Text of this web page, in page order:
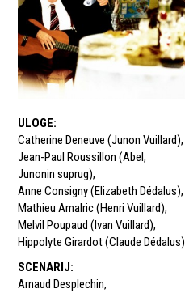
ULOGE:
Catherine Deneuve (Junon Vuillard),
Jean-Paul Roussillon (Abel,
Junonin suprug),
Anne Consigny (Elizabeth Dédalus),
Mathieu Amalric (Henri Vuillard),
Melvil Poupaud (Ivan Vuillard),
Hippolyte Girardot (Claude Dédalus)
SCENARIJ:
Arnaud Desplechin,